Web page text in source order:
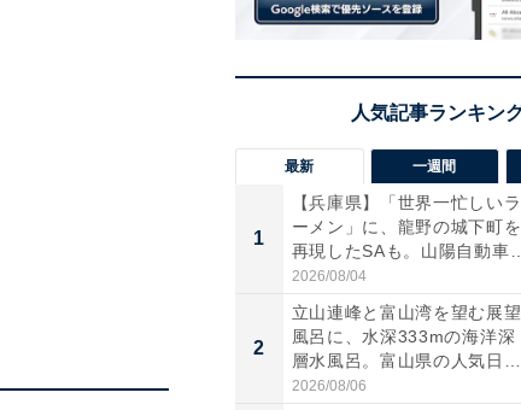
最新 一週間
1
【兵庫県】「世界一忙しいラ
ーメン」に、龍野の城下町を
再現したSAも。山陽自動車
道...
2026/08/04
2
立山連峰と富山湾を望む展望
風呂に、水深333mの海洋深
層水風呂。富山県の人気日
帰...
2026/08/06